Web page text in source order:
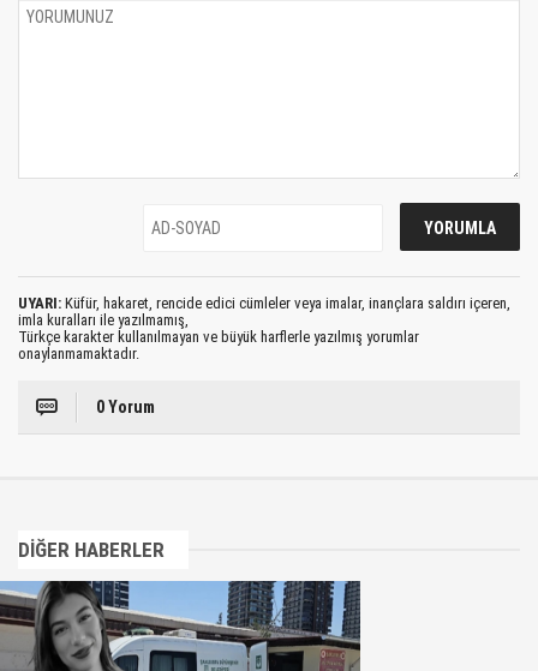
UYARI: Küfür, hakaret, rencide edici cümleler veya imalar, inançlara saldırı içeren,
imla kuralları ile yazılmamış,
Türkçe karakter kullanılmayan ve büyük harflerle yazılmış yorumlar
onaylanmamaktadır.
0 Yorum
DİĞER HABERLER